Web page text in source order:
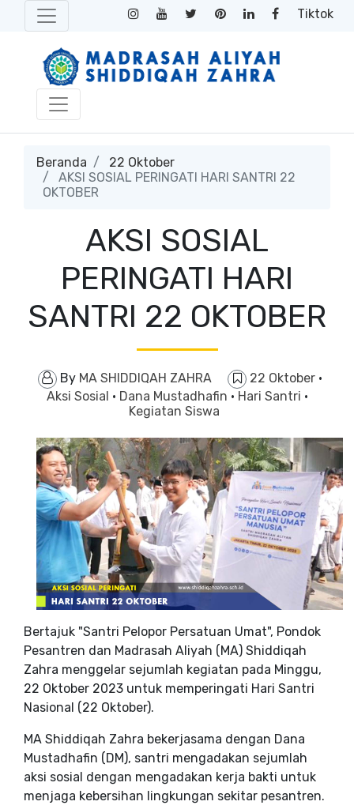
Tiktok
Beranda
22 Oktober
AKSI SOSIAL PERINGATI HARI SANTRI 22
OKTOBER
AKSI SOSIAL
PERINGATI HARI
SANTRI 22 OKTOBER
By MA SHIDDIQAH ZAHRA 22 Oktober ·
Aksi Sosial · Dana Mustadhafin · Hari Santri ·
Kegiatan Siswa
Bertajuk "Santri Pelopor Persatuan Umat", Pondok
Pesantren dan Madrasah Aliyah (MA) Shiddiqah
Zahra menggelar sejumlah kegiatan pada Minggu,
22 Oktober 2023 untuk memperingati Hari Santri
Nasional (22 Oktober).
MA Shiddiqah Zahra bekerjasama dengan Dana
Mustadhafin (DM), santri mengadakan sejumlah
aksi sosial dengan mengadakan kerja bakti untuk
menjaga kebersihan lingkungan sekitar pesantren.